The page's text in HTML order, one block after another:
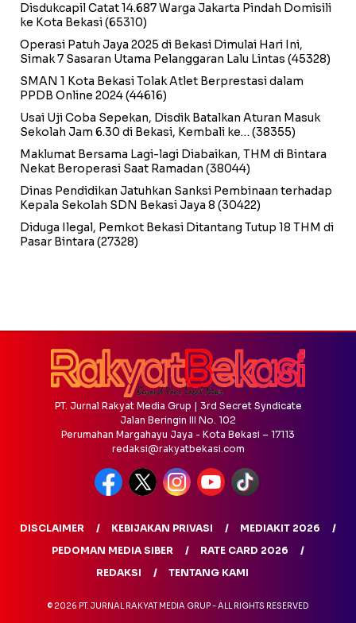
Disdukcapil Catat 14.687 Warga Jakarta Pindah Domisili
ke Kota Bekasi(65310)
Operasi Patuh Jaya 2025 di Bekasi Dimulai Hari Ini,
Simak 7 Sasaran Utama Pelanggaran Lalu Lintas (45328)
SMAN 1 Kota Bekasi Tolak Atlet Berprestasi dalam
PPDB Online 2024(44616)
Usai Uji Coba Sepekan, Disdik Batalkan Aturan Masuk
Sekolah Jam 6.30 di Bekasi, Kembali ke… (38355)
Maklumat Bersama Lagi-lagi Diabaikan, THM di Bintara
Nekat Beroperasi Saat Ramadan (38044)
Dinas Pendidikan Jatuhkan Sanksi Pembinaan terhadap
Kepala Sekolah SDN Bekasi Jaya 8 (30422)
Diduga Ilegal, Pemkot Bekasi Ditantang Tutup 18 THM di
Pasar Bintara (27328)
PT. Jurnal Rakyat Media Grup | 3rd Secret Syndicate
Jalan Beringin III No. 102
Perumahan Margahayu Jaya - Kota Bekasi – 17113
redaksi@rakyatbekasi.com
DISCLAIMER KEBIJAKAN PRIVASI
MEDIAKIT 2026
PEDOMAN MEDIA SIBER
RATE CARD 2026
REDAKSI
TENTANG KAMI
© 2026 PT. JURNAL RAKYAT MEDIA GRUP - ALL RIGHTS RESERVED